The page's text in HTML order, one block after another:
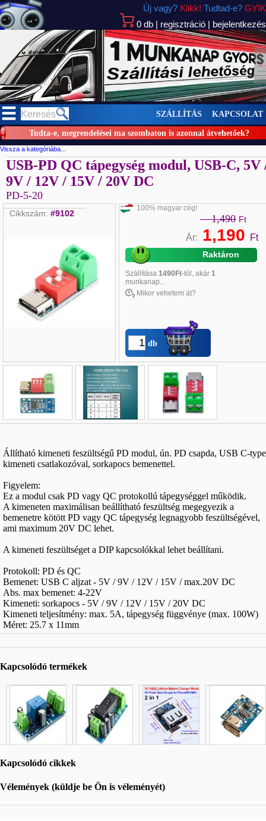
0 db | regisztráció | bejelentkezés
Új vagy? Klikk! Tudtad-e? GYIK
>
Tudta-e, megrendelései ma szombaton is azonnal átvehetőek?
SZÁLLÍTÁS KAPCSOLAT
Vissza a kategóriába...
USB-PD QC tápegység modul, USB-C, 5V
9V / 12V / 15V / 20V DC
PD-5-20
Cikkszám: #9102
100% magyar cég!
1,490 Ft
Ár: 1,190 Ft
Raktáron
Szállítása1490Ft-tól, akár1
munkanap...
Mikor vehetem át?
db
E-mail
Telefon*:
Állítható kimeneti feszültségű PD modul, ún. PD csapda, USB C-type
kimeneti csatlakozóval, sorkapocs bemenettel.
Figyelem:
Ez a modul csak PD vagy QC protokollú tápegységgel működik.
A kimeneten maximálisan beállítható feszültség megegyezik a
bemenetre kötött PD vagy QC tápegység legnagyobb feszültségével,
ami maximum 20V DC lehet.
A kimeneti feszültséget a DIP kapcsolókkal lehet beállítani.
Protokoll: PD és QC
Bemenet: USB C aljzat - 5V / 9V / 12V / 15V / max.20V DC
Abs. max bemenet: 4-22V
Kimeneti: sorkapocs - 5V / 9V / 12V / 15V / 20V DC
Kimeneti teljesítmény: max. 5A, tápegység függvénye (max. 100W)
Méret: 25.7 x 11mm
Kapcsolódó termékek
Kapcsolódó cikkek
Vélemények (küldje be Ön is véleményét)